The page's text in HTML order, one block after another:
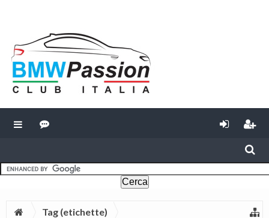
Tag (etichette)